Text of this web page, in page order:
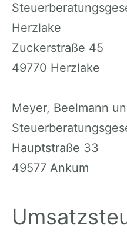
Herzlake
Zuckerstraße 45
49770 Herzlake
Meyer, Beelmann
Hauptstraße 33
49577 Ankum